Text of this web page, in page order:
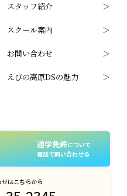
スタッフ紹介
スクール案内
お問い合わせ
えびの高原DSの魅力
通学免許について
電話で問い合わせる
はこちらから